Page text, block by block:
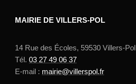
MAIRIE DE VILLERS-POL
14 Rue des Écoles, 59530 Villers-Pol
Tél. 03 27 49 06 37
E-mail : mairie@villerspol.fr